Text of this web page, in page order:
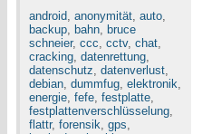
android, anonymität, auto,
backup, bahn, bruce
schneier, ccc, cctv, chat,
cracking, datenrettung,
datenschutz, datenverlust,
debian, dummfug, elektronik,
energie, fefe, festplatte,
festplattenverschlüsselung,
flattr, forensik, gps,